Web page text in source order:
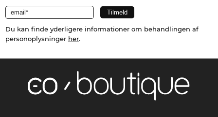
Du kan finde yderligere informationer om behandlingen af
personoplysninger her.